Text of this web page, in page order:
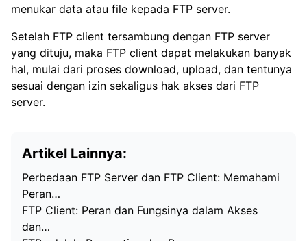
menukar data atau file kepada FTP server.
Setelah FTP client tersambung dengan FTP server
yang dituju, maka FTP client dapat melakukan banyak
hal, mulai dari proses download, upload, dan tentunya
sesuai dengan izin sekaligus hak akses dari FTP
server.
Artikel Lainnya:
Perbedaan FTP Server dan FTP Client: Memahami
Peran…
FTP Client: Peran dan Fungsinya dalam Akses
dan…